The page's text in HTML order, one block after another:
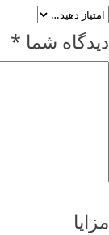
دیدگاه شما *
مزایا